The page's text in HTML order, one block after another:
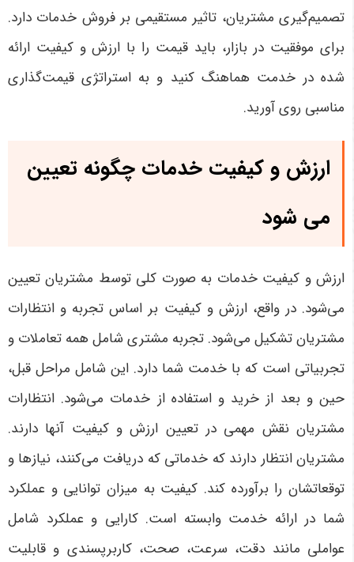
تصمیم‌گیری مشتریان، تاثیر مستقیمی بر فروش خدمات دارد.
برای موفقیت در بازار، باید قیمت را با ارزش و کیفیت ارائه
شده در خدمت هماهنگ کنید و به استراتژی قیمت‌گذاری
مناسبی روی آورید.
ارزش و کیفیت خدمات چگونه تعیین
می شود
ارزش و کیفیت خدمات به صورت کلی توسط مشتریان تعیین
می‌شود. در واقع، ارزش و کیفیت بر اساس تجربه و انتظارات
مشتریان تشکیل می‌شود. تجربه مشتری شامل همه تعاملات و
تجربیاتی است که با خدمت شما دارد. این شامل مراحل قبل،
حین و بعد از خرید و استفاده از خدمات می‌شود. انتظارات
مشتریان نقش مهمی در تعیین ارزش و کیفیت آنها دارند.
مشتریان انتظار دارند که خدماتی که دریافت می‌کنند، نیازها و
توقعاتشان را برآورده کند. کیفیت به میزان توانایی و عملکرد
شما در ارائه خدمت وابسته است. کارایی و عملکرد شامل
عواملی مانند دقت، سرعت، صحت، کاربرپسندی و قابلیت